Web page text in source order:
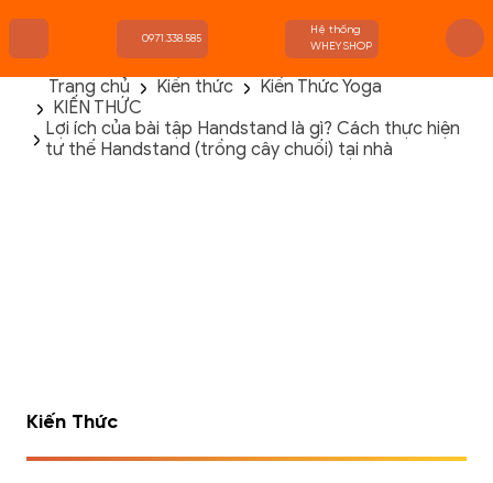
TRANG CHỦ
FLASH SALE
0971.338.585
Hệ thống
WHEYSHOP
Trang chủ Kiến thức
Kiến Thức Yoga
KIẾN THỨC
Lợi ích của bài tập Handstand là gì? Cách thực hiện
tư thế Handstand (trồng cây chuối) tại nhà
Kiến Thức